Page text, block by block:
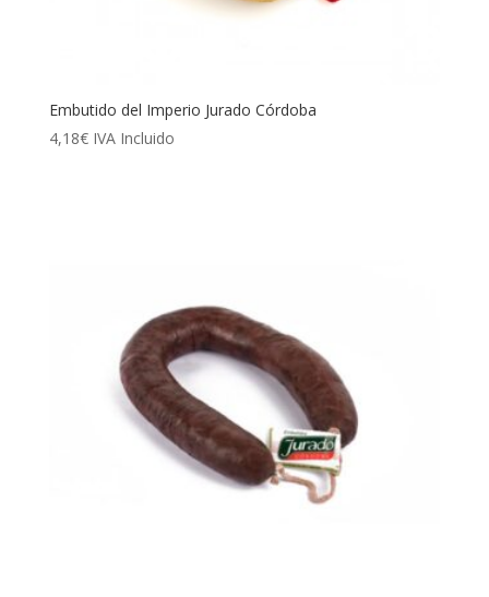
Embutido del Imperio Jurado Córdoba
4,18€ IVA Incluido